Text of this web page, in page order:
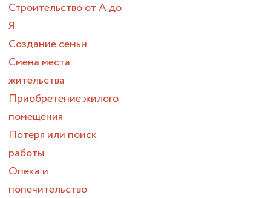
Строительство от А до
Я
Создание семьи
Смена места
жительства
Приобретение жилого
помещения
Потеря или поиск
работы
Опека и
попечительство